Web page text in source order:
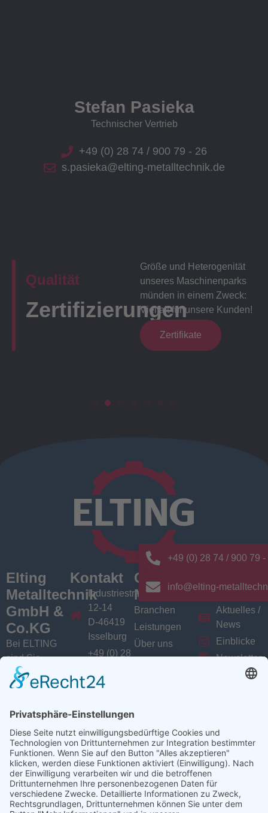
Stefan Pasieka
Technischer Vertrieb
+49 (0) 28 74 / 900 79 - 26
s.pasieka@elting-metalltechnik.de
Qualität
Zertifizierungen
Größe und Heterogenität
unseres Maschinenparks
münden in einem Zweck:
Vielfalt für unsere Kunden!
Zertifikate
Elting
Metalltechnik
GmbH &
Co.KG
Bei ELTING
sind Sie
richtig, wenn
Sie Fachleute
Profilbearbeitung,
Abkanttechnik,
Schweißtechnik
oder
Baugruppenfertigung
suchen.
Kontakt
Industriestrasse
12-14
D-46419
Isselburg
+49 (0) 28
79 - 0
metalltechnik.de
Quick
Menü
Branchen
Leistungen
Über uns
Aktuelles
Aktuelles /
News
Einblicke
Newsletter
Linkedin
YouTube
+49 (0) 28 74 / 900 79 -
info@elting-